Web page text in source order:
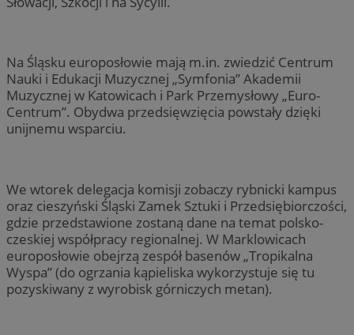
Na Śląsku europosłowie mają m.in. zwiedzić Centrum
Nauki i Edukacji Muzycznej „Symfonia” Akademii
Muzycznej w Katowicach i Park Przemysłowy „Euro-
Centrum”. Obydwa przedsięwzięcia powstały dzięki
unijnemu wsparciu.
We wtorek delegacja komisji zobaczy rybnicki kampus
oraz cieszyński Śląski Zamek Sztuki i Przedsiębiorczości,
gdzie przedstawione zostaną dane na temat polsko-
czeskiej współpracy regionalnej. W Marklowicach
europosłowie obejrzą zespół basenów „Tropikalna
Wyspa” (do ogrzania kąpieliska wykorzystuje się tu
pozyskiwany z wyrobisk górniczych metan).